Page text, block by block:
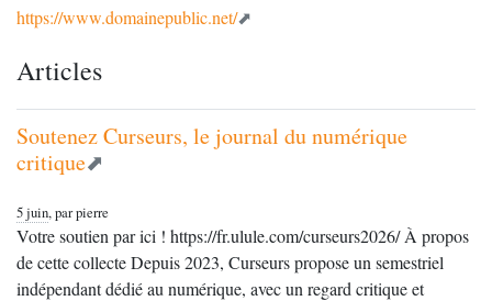
https://www.domainepublic.net/
Articles
Soutenez Curseurs, le journal du numérique
critique
5 juin, par pierre
Votre soutien par ici ! https://fr.ulule.com/curseurs2026/ À propos
de cette collecte Depuis 2023, Curseurs propose un semestriel
indépendant dédié au numérique, avec un regard critique et